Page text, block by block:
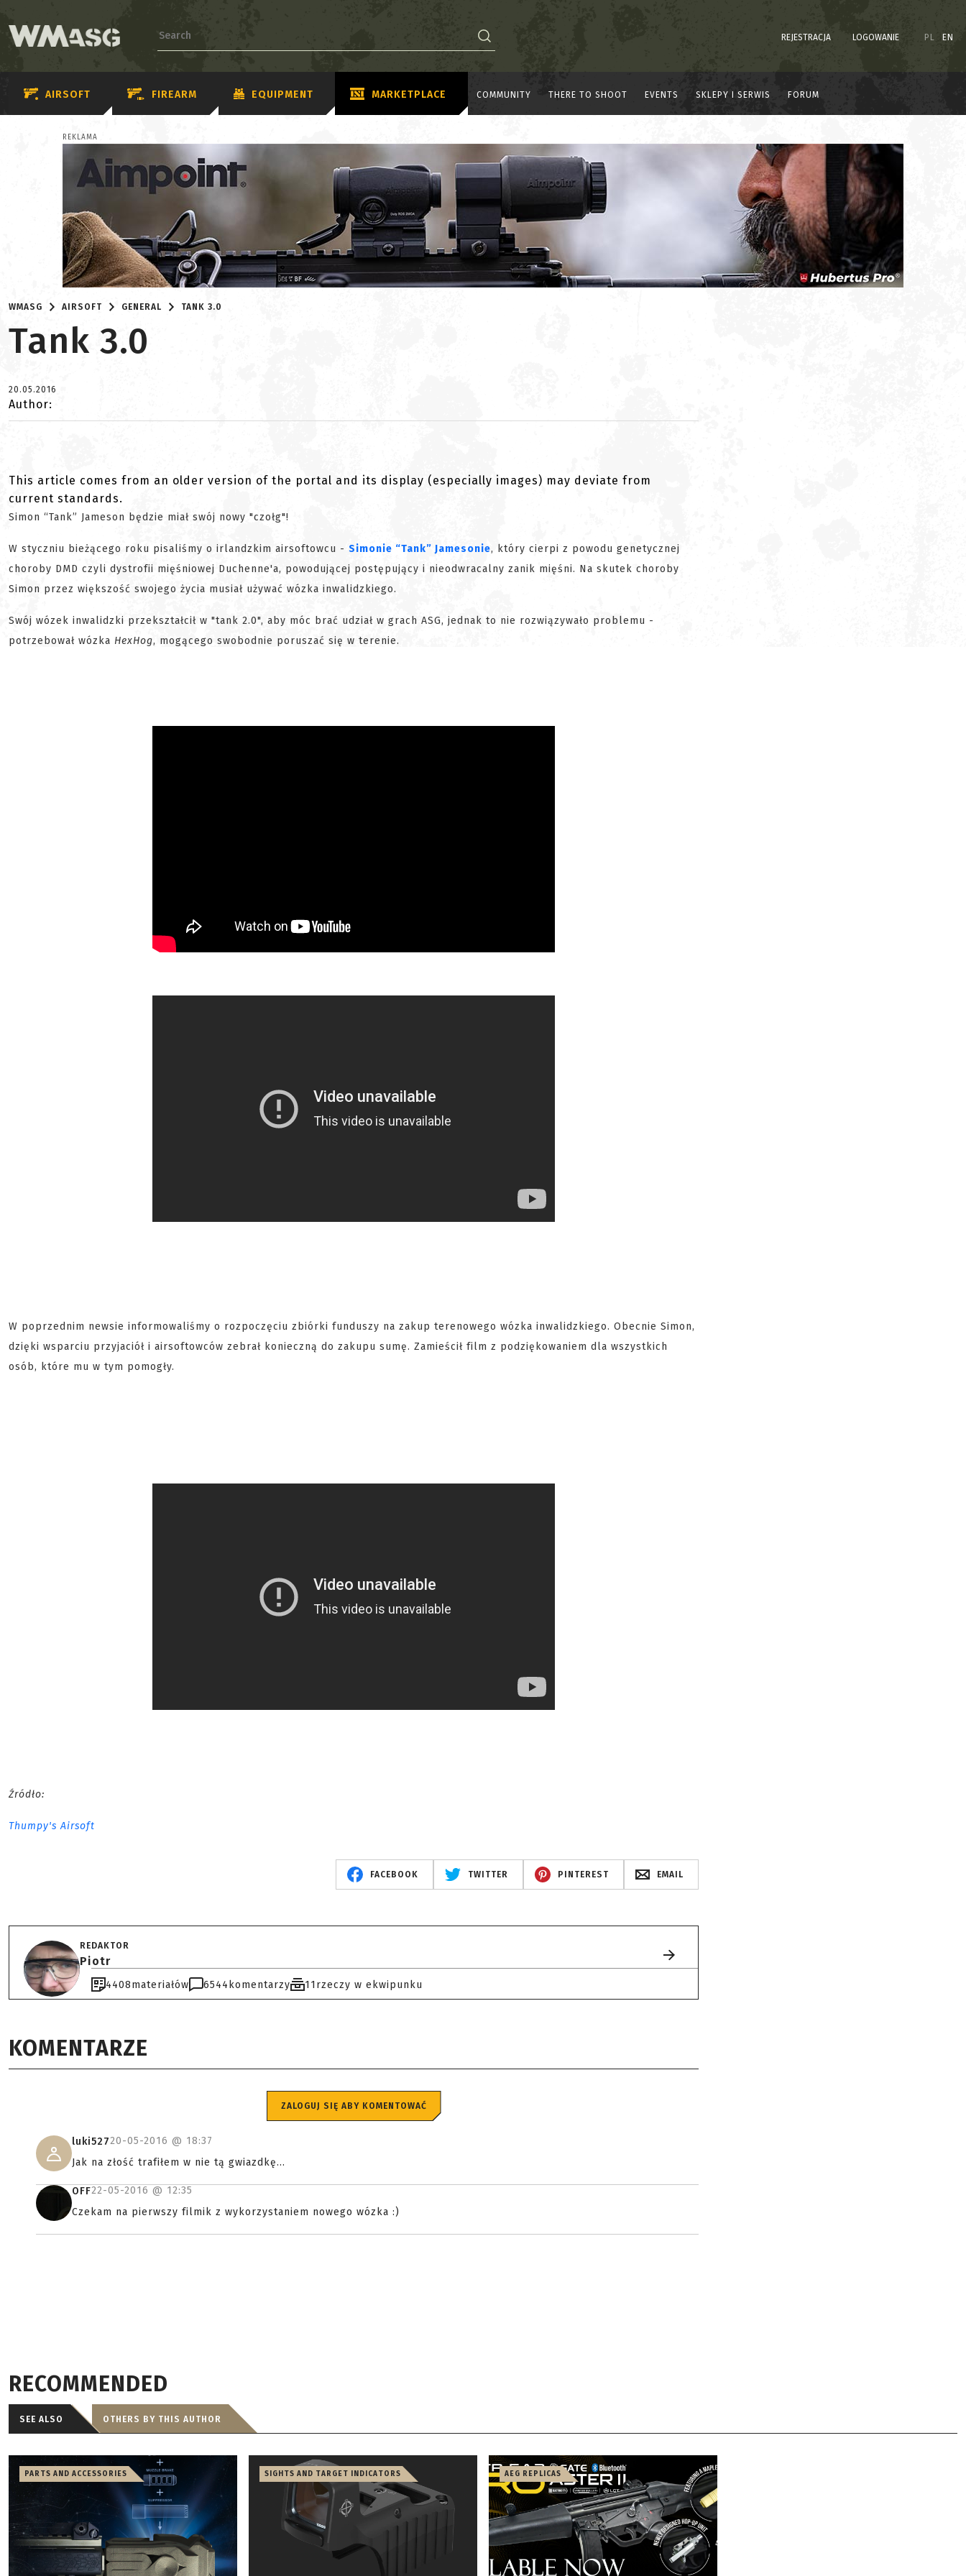
REJESTRACJA LOGOWANIE PL EN
AIRSOFT FIREARM EQUIPMENT MARKETPLACE COMMUNITY THERE TO SHOOT EVENTS SKLEPY I SERWIS FORUM
REKLAMA
WMASG AIRSOFT GENERAL TANK 3.0
Tank 3.0
20.05.2016
Author:
This article comes from an older version of the portal and its display (especially images) may deviate from
current standards.
Simon “Tank” Jameson będzie miał swój nowy "czołg"!
W styczniu bieżącego roku pisaliśmy o irlandzkim airsoftowcu - Simonie “Tank” Jamesonie, który cierpi z powodu genetycznej
choroby DMD czyli dystrofii mięśniowej Duchenne'a, powodującej postępujący i nieodwracalny zanik mięśni. Na skutek choroby
Simon przez większość swojego życia musiał używać wózka inwalidzkiego.
Swój wózek inwalidzki przekształcił w "tank 2.0", aby móc brać udział w grach ASG, jednak to nie rozwiązywało problemu -
potrzebował wózka HexHog, mogącego swobodnie poruszać się w terenie.
W poprzednim newsie informowaliśmy o rozpoczęciu zbiórki funduszy na zakup terenowego wózka inwalidzkiego. Obecnie Simon,
dzięki wsparciu przyjaciół i airsoftowców zebrał konieczną do zakupu sumę. Zamieścił film z podziękowaniem dla wszystkich
osób, które mu w tym pomogły.
Źródło:
Thumpy's Airsoft
FACEBOOK TWITTER PINTEREST EMAIL
REDAKTOR
Piotr
4408materiałów 6544 komentarzy 11rzeczy w ekwipunku
KOMENTARZE
ZALOGUJ SIĘ ABY KOMENTOWAĆ
luki52720-05-2016 @ 18:37
Jak na złość trafiłem w nie tą gwiazdkę...
OFF22-05-2016 @ 12:35
Czekam na pierwszy filmik z wykorzystaniem nowego wózka :)
RECOMMENDED
SEE ALSO OTHERS BY THIS AUTHOR
PARTS AND ACCESSORIES SIGHTS AND TARGET INDICATORS AEG REPLICAS